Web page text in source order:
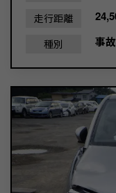
走行距離
種別 事